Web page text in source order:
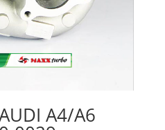
A4/A6